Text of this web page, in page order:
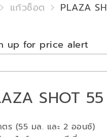
แก้วช็อต PLAZA
SHOT
ตร (55 มล. และ 2 ออนซ์)
up for price alert